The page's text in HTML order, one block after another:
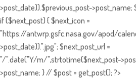
>post_date)).$previous_post->post_name;
if ($next_post) { $next_icon =
"https://antwrp.gsfc.nasa.gov/apod/
>post_date)).".jpg"; $next_post_url =
"/".date("Y/m/",strtotime($next_post-
>post_name; } // $post = get_post(); ?>